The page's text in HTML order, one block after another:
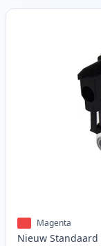
Magenta
Nieuw Standaard